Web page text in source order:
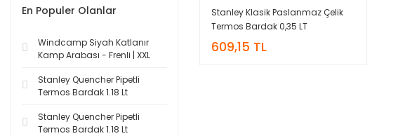
En Populer Olanlar
Windcamp Siyah Katlanır
Kamp Arabası - Frenli | XXL
Stanley Quencher Pipetli
Termos Bardak 1.18 Lt
Stanley Quencher Pipetli
Termos Bardak 1.18 Lt
Stanley Klasik Paslanmaz Çelik
Termos Bardak 0,35 LT
609,15 TL